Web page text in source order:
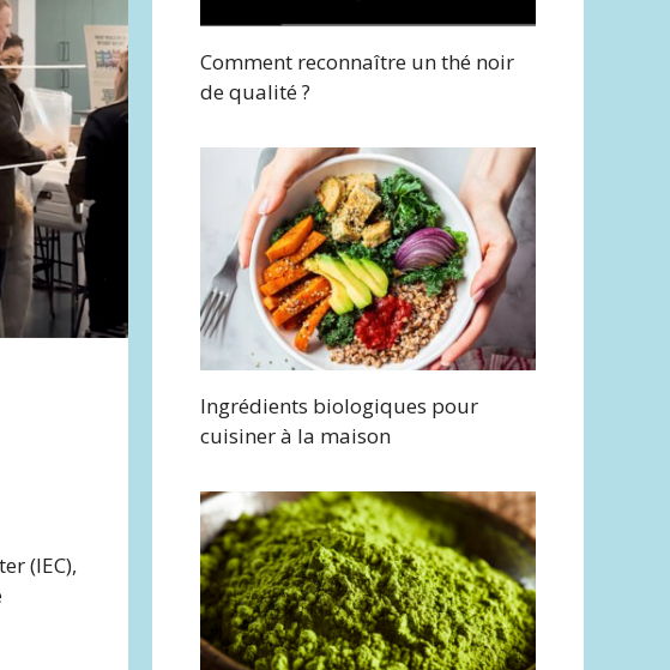
(IEC),
Comment reconnaître un thé noir
de qualité ?
Ingrédients biologiques pour
cuisiner à la maison